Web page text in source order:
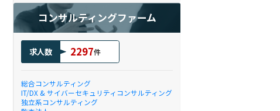
コンサルティングファーム
求人数 2297件
総合コンサルティング
IT/DX & サイバーセキュリティコンサルティング
独立系コンサルティング